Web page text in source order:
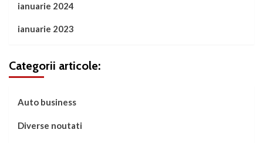
ianuarie 2024
ianuarie 2023
Categorii articole:
Auto business
Diverse noutati